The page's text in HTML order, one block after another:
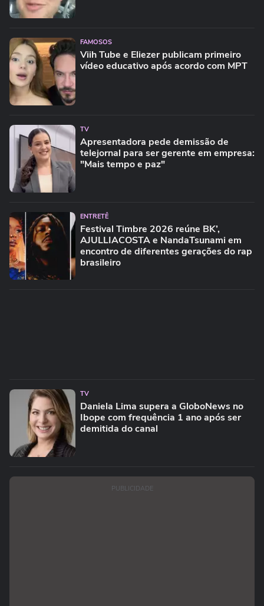
FAMOSOS
Viih Tube e Eliezer publicam primeiro
vídeo educativo após acordo com MPT
TV
Apresentadora pede demissão de
telejornal para ser gerente em empresa:
"Mais tempo e paz"
ENTRETÊ
Festival Timbre 2026 reúne BK’,
AJULLIACOSTA e NandaTsunami em
encontro de diferentes gerações do rap
brasileiro
TV
Daniela Lima supera a GloboNews no
Ibope com frequência 1 ano após ser
demitida do canal
PUBLICIDADE